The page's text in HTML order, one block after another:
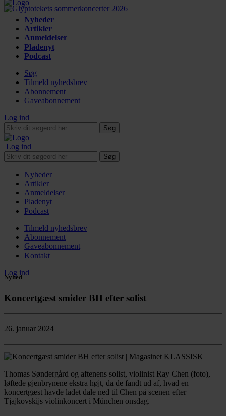
Nyheder
Artikler
Anmeldelser
Pladenyt
Podcast
Søg
Tilmeld nyhedsbrev
Abonnement
Gaveabonnement
Log ind
Søg
Log ind
Søg
Nyheder
Artikler
Anmeldelser
Pladenyt
Podcast
Tilmeld nyhedsbrev
Abonnement
Gaveabonnement
Kontakt
Log ind
Nyhed
Koncertgæst smider BH efter solist
26. januar 2024
Thomas Søndergård og aftenens solist, violinist Ray Chen (foto),
løftede øjenbrynene ekstra højt, da de fandt ud af, hvad en
koncertgæst havde ladet dale ned til Chen på scenen efter
Tjajkovskijs violinkoncert i München onsdag.